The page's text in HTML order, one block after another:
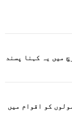
میں یہ کہنا پسند
کو اقوام میں